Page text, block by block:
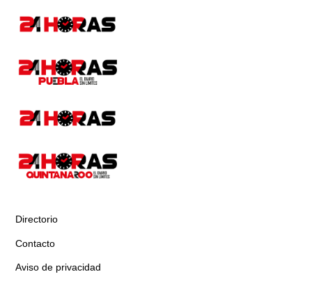
Directorio
Contacto
Aviso de privacidad